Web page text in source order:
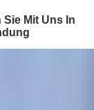
Sie Mit Uns In